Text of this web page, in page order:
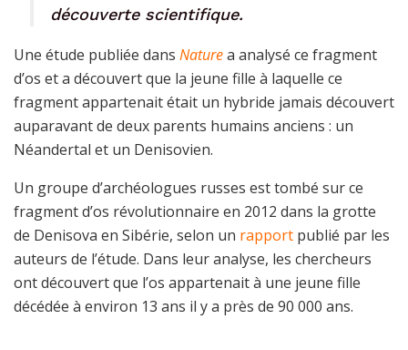
découverte scientifique.
Une étude publiée dans Naturea analysé ce fragment
d’os et a découvert que la jeune fille à laquelle ce
fragment appartenait était un hybride jamais découvert
auparavant de deux parents humains anciens : un
Néandertal et un Denisovien.
Un groupe d’archéologues russes est tombé sur ce
fragment d’os révolutionnaire en 2012 dans la grotte
de Denisova en Sibérie, selon un rapport publié par les
auteurs de l’étude. Dans leur analyse, les chercheurs
ont découvert que l’os appartenait à une jeune fille
décédée à environ 13 ans il y a près de 90 000 ans.